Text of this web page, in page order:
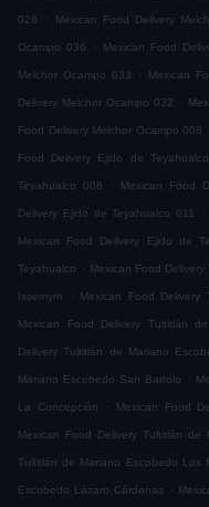
026 . Mexican Food Delivery
Ocampo 036 . Mexican Food
Melchor Ocampo 033 . Mexican
Delivery Melchor Ocampo 032 .
Food Delivery Melchor Ocampo 008
Food Delivery Ejido de
Teyahualco 008 . Mexican Food
Delivery Ejido de Teyahualco 011 .
Mexican Food Delivery Ejido de
Teyahualco . Mexican Food
Issemym . Mexican Food Delivery
Mexican Food Delivery Tultitlán
Delivery Tultitlán de Mariano
Mariano Escobedo San Bartolo .
La Concepción . Mexican Food
Mexican Food Delivery Tultitlán de
Tultitlán de Mariano Escobedo Los
Escobedo Lázaro Cárdenas .